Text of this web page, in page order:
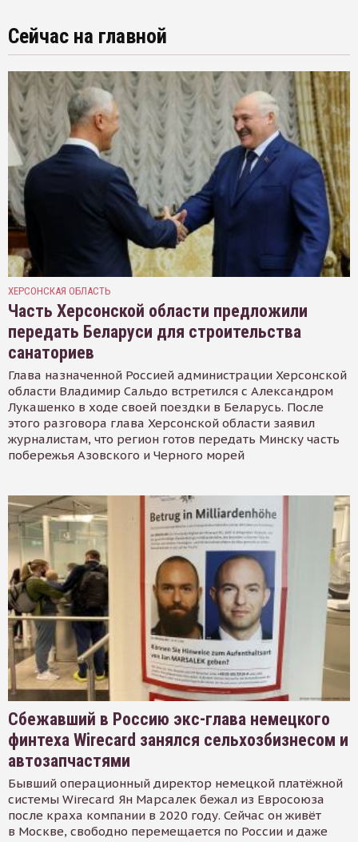
Сейчас на главной
ХЕРСОНСКАЯ ОБЛАСТЬ
Часть Херсонской области предложили
передать Беларуси для строительства
санаториев
Глава назначенной Россией администрации Херсонской
области Владимир Сальдо встретился с Александром
Лукашенко в ходе своей поездки в Беларусь. После
этого разговора глава Херсонской области заявил
журналистам, что регион готов передать Минску часть
побережья Азовского и Черного морей
Сбежавший в Россию экс-глава немецкого
финтеха Wirecard занялся сельхозбизнесом и
автозапчастями
Бывший операционный директор немецкой платёжной
системы Wirecard Ян Марсалек бежал из Евросоюза
после краха компании в 2020 году. Сейчас он живёт
в Москве, свободно перемещается по России и даже